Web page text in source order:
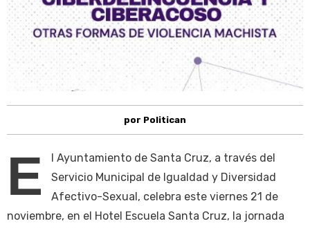
por Politican
E
l Ayuntamiento de Santa Cruz, a través del
Servicio Municipal de Igualdad y Diversidad
Afectivo-Sexual, celebra este viernes 21 de
noviembre, en el Hotel Escuela Santa Cruz, la jornada